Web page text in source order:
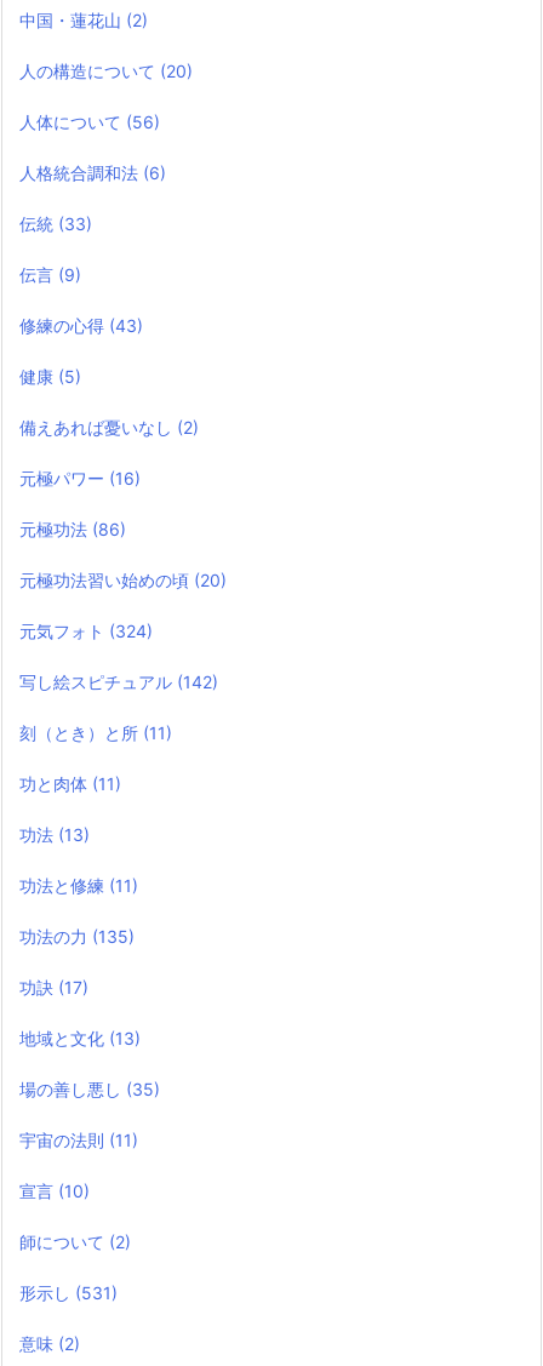
中国・蓮花山 (2)
人の構造について (20)
人体について (56)
人格統合調和法 (6)
伝統 (33)
伝言 (9)
修練の心得 (43)
健康 (5)
備えあれば憂いなし (2)
元極パワー (16)
元極功法 (86)
元極功法習い始めの頃 (20)
元気フォト (324)
写し絵スピチュアル (142)
刻（とき）と所 (11)
功と肉体 (11)
功法 (13)
功法と修練 (11)
功法の力 (135)
功訣 (17)
地域と文化 (13)
場の善し悪し (35)
宇宙の法則 (11)
宣言 (10)
師について (2)
形示し (531)
意味 (2)